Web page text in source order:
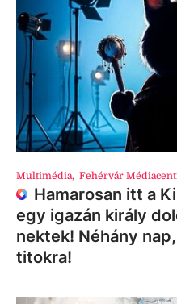
Multimédia, Fehérvár
Hamarosan itt a
egy igazán király
nektek! Néhány
titokra!